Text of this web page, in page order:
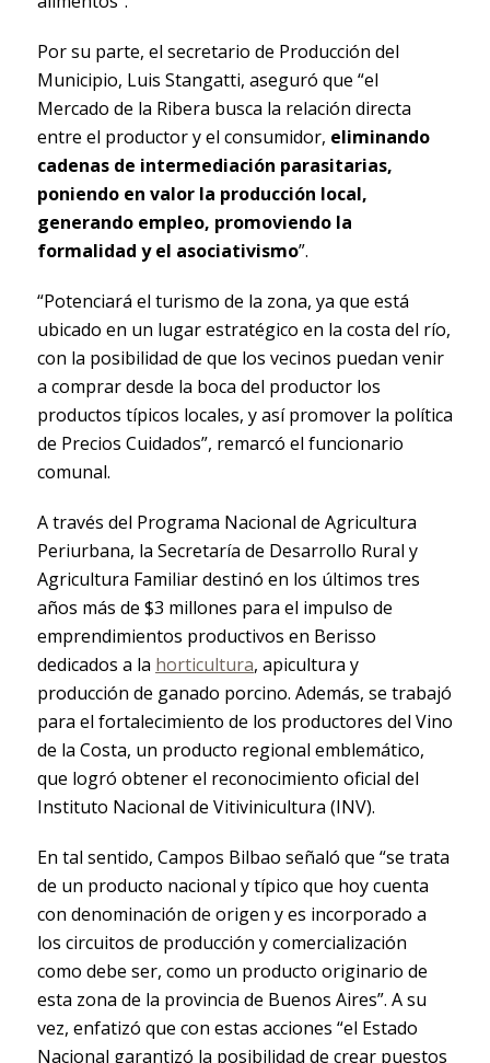
Por su parte, el secretario de Producción del
Municipio, Luis Stangatti, aseguró que “el
Mercado de la Ribera busca la relación directa
entre el productor y el consumidor, eliminando
cadenas de intermediación parasitarias,
poniendo en valor la producción local,
generando empleo, promoviendo la
formalidad y el asociativismo”.
“Potenciará el turismo de la zona, ya que está
ubicado en un lugar estratégico en la costa del río,
con la posibilidad de que los vecinos puedan venir
a comprar desde la boca del productor los
productos típicos locales, y así promover la política
de Precios Cuidados”, remarcó el funcionario
comunal.
A través del Programa Nacional de Agricultura
Periurbana, la Secretaría de Desarrollo Rural y
Agricultura Familiar destinó en los últimos tres
años más de $3 millones para el impulso de
emprendimientos productivos en Berisso
dedicados a la horticultura, apicultura y
producción de ganado porcino. Además, se trabajó
para el fortalecimiento de los productores del Vino
de la Costa, un producto regional emblemático,
que logró obtener el reconocimiento oficial del
Instituto Nacional de Vitivinicultura (INV).
En tal sentido, Campos Bilbao señaló que “se trata
de un producto nacional y típico que hoy cuenta
con denominación de origen y es incorporado a
los circuitos de producción y comercialización
como debe ser, como un producto originario de
esta zona de la provincia de Buenos Aires”. A su
vez, enfatizó que con estas acciones “el Estado
Nacional garantizó la posibilidad de crear puestos